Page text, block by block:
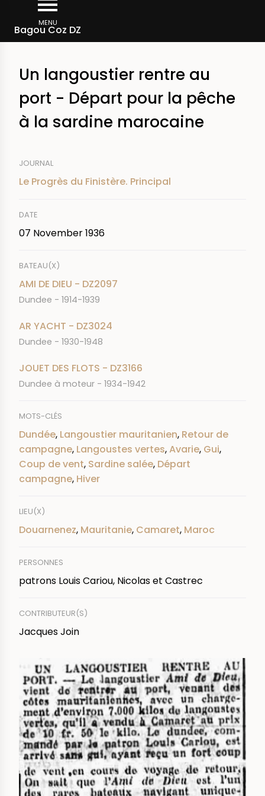
main
MENU
Bagou Coz DZ
Breadcrumb
Un langoustier rentre au
port - Départ pour la pêche
à la sardine marocaine
JOURNAL
Le Progrès du Finistère. Principal
DATE
07 November 1936
BATEAU(X)
AMI DE DIEU - DZ2097
Dundee - 1914-1939
AR YACHT - DZ3024
Dundee - 1930-1948
JOUET DES FLOTS - DZ3166
Dundee à moteur - 1934-1942
MOTS-CLÉS
Dundée, Langoustier mauritanien, Retour de
campagne, Langoustes vertes,Avarie, Gui,
Coup de vent, Sardine salée, Départ
campagne, Hiver
LIEU(X)
Douarnenez, Mauritanie, Camaret, Maroc
PERSONNES
patrons Louis Cariou, Nicolas et Castrec
CONTRIBUTEUR(S)
Jacques Join
IMAGE